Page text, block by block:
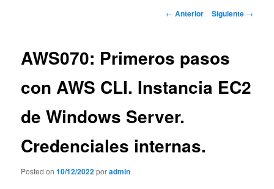
Navegador
← Anterior Siguiente →
AWS070: Primeros pasos
con AWS CLI. Instancia EC2
de Windows Server.
Credenciales internas.
Posted on10/12/2022poradmin